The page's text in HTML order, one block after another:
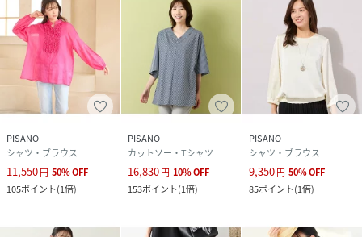
PISANO
シャツ・ブラウス
11,550円 50%OFF
105ポイント(1倍)
PISANO
カットソー・Tシャツ
16,830円 10%OFF
153ポイント(1倍)
PISANO
シャツ・ブラウス
9,350円 50%OFF
85ポイント(1倍)